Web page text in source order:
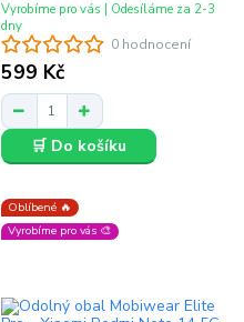
0 hodnocení
599 Kč
Vyrobíme pro vás | Odesíláme za 2-3
dny
🛒 Do košíku
Oblíbené 🔥
Vyrobíme pro vás 🎨